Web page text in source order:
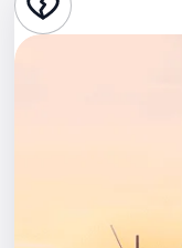
Стендап